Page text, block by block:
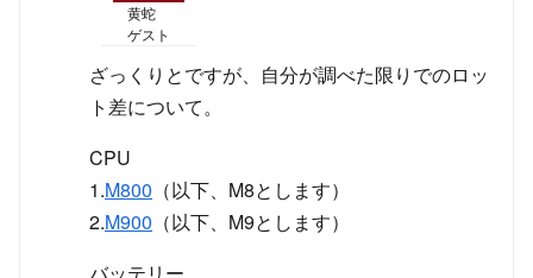
黄蛇
ゲスト
ざっくりとですが、自分が調べた限りでのロッ
ト差について。
CPU
1.M800 （以下、M8とします）
2.M900 （以下、M9とします）
バッテリー